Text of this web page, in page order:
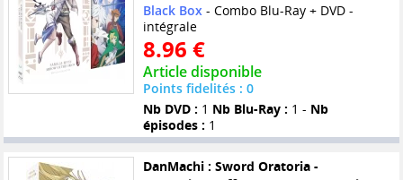
Black Box - Combo Blu-Ray + DVD -
intégrale
8.96 €
Article disponible
Points fidelités : 0
Nb DVD : 1 Nb Blu-Ray : 1 - Nb
épisodes : 1
DanMachi : Sword Oratoria -